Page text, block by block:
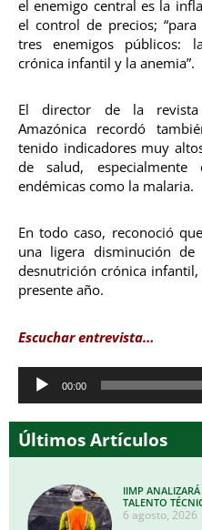
el enemigo central es la
el control de precios;
tres enemigos públicos:
crónica infantil y la anemia”.
El director de la revista
Amazónica recordó
tenido indicadores muy
de salud, especialmente
endémicas como la malaria.
En todo caso, reconoció
una ligera disminución
desnutrición crónica
presente año.
Escuchar entrevista…
Reproductor
00:00
Últimos Artículos
IIMP
TALENTO
6 agosto, 2026